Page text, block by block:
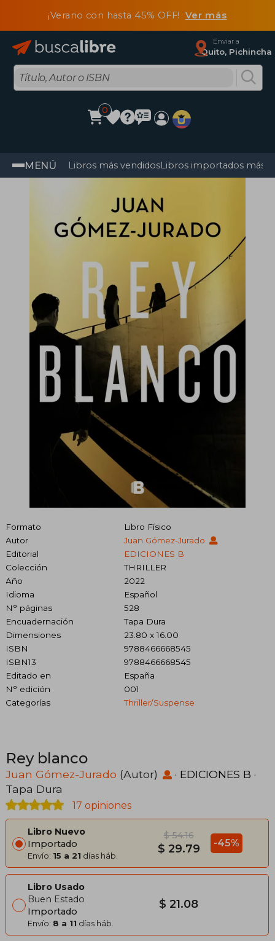
¡Verano con hasta 45% OFF! Ver más
Enviar a
Quito, Pichincha
0
MENÚ Libros más vendidosLibros importados más
Formato
Libro Físico
Autor
Juan Gómez-Jurado
Editorial
EDICIONES B
Colección
THRILLER
Año
2022
Idioma
Español
N° páginas
528
Encuadernación
Tapa Dura
Dimensiones
23.80 x 16.00
ISBN
9788466668545
ISBN13
9788466668545
Editado en
España
N° edición
001
Categorías
Thriller/suspense
Rey blanco
Juan Gómez-Jurado (Autor) · EDICIONES B ·
Tapa Dura
17 opiniones
Libro Nuevo
Importado
Envío: 15 a 21 días háb.
$ 54.16
$ 29.79 -45%
Libro Usado
Buen Estado
Importado
Envío: 8 a 11 días háb.
$ 21.08